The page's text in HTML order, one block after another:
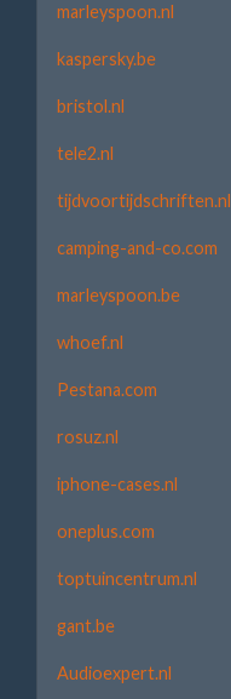
marleyspoon.nl
kaspersky.be
bristol.nl
tele2.nl
tijdvoortijdschriften.nl
camping-and-co.com
marleyspoon.be
whoef.nl
Pestana.com
rosuz.nl
iphone-cases.nl
oneplus.com
toptuincentrum.nl
gant.be
Audioexpert.nl